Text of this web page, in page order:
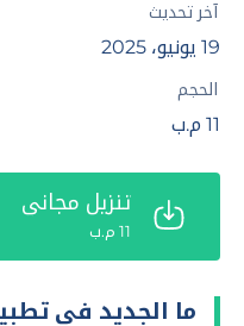
آخر تحديث
19 يونيو، 2025
الحجم
11 م.ب
تنزيل مجاني
11 م.ب